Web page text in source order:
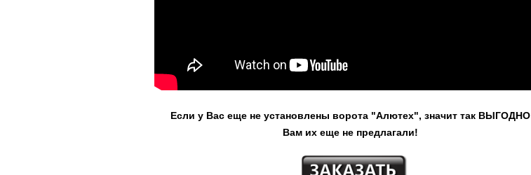
Если у Вас еще не установлены ворота "Алютех", значит так ВЫГОДНО
Вам их еще не предлагали!